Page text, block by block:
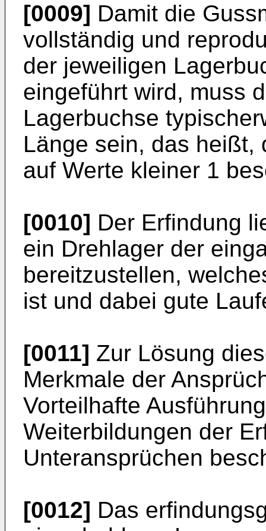
[0009] Damit die
vollständig und
der jeweiligen
eingeführt wird, muss
Lagerbuchse
Länge sein, das heißt,
auf Werte kleiner 1
[0010] Der Erfindung
ein Drehlager der
bereitzustellen,
ist und dabei gute
[0011] Zur Lösung
Merkmale der
Vorteilhafte
Weiterbildungen der
Unteransprüchen
[0012] Das